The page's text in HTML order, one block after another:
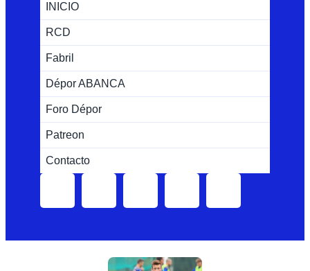
INICIO
RCD
Fabril
Dépor ABANCA
Foro Dépor
Patreon
Contacto